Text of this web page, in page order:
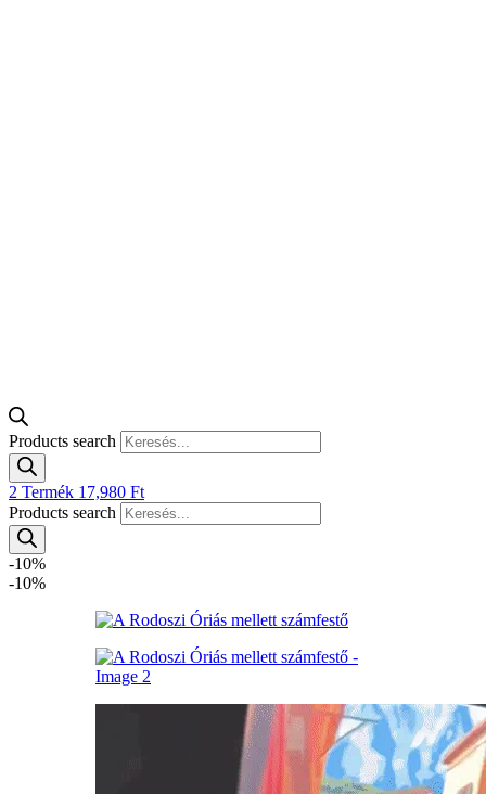
Products search
2 Termék 17,980 Ft
Products search
-10%
-10%